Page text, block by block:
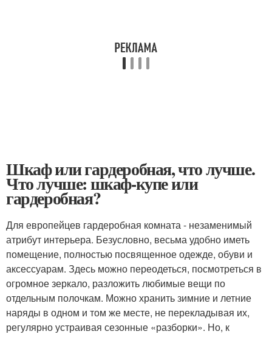
Шкаф или гардеробная, что лучше.
Что лучше: шкаф-купе или
гардеробная?
Для европейцев гардеробная комната - незаменимый
атрибут интерьера. Безусловно, весьма удобно иметь
помещение, полностью посвященное одежде, обуви и
аксессуарам. Здесь можно переодеться, посмотреться в
огромное зеркало, разложить любимые вещи по
отдельным полочкам. Можно хранить зимние и летние
наряды в одном и том же месте, не перекладывая их,
регулярно устраивая сезонные «разборки». Но, к